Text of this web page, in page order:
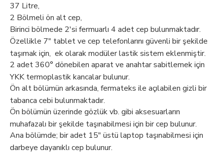
37 Litre,
2 Bölmeli ön alt cep,
Birinci bölmede 2'si fermuarlı 4 adet cep bulunmaktadır.
Özellikle 7" tablet ve cep telefonlarını güvenli bir şekilde
taşımak için, ek olarak modüler lastik sistem eklenmiştir.
2 adet 360° dönebilen aparat ve anahtar sabitlemek için
YKK termoplastik kancalar bulunur.
Ön alt bölümün arkasında, fermateks ile açılabilen gizli bir
tabanca cebi bulunmaktadır.
Ön bölümün üzerinde gözlük vb. gibi aksesuarların
muhafazalı bir şekilde taşınabilmesi için bir cep bulunur.
Ana bölümde; bir adet 15" üstü laptop taşınabilmesi için
darbeye dayanıklı cep bulunur.